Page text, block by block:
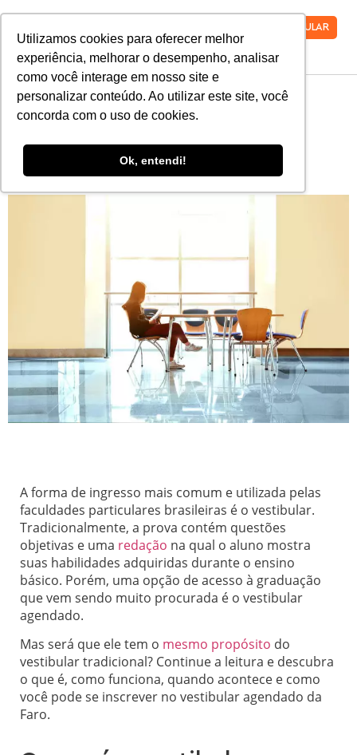
Utilizamos cookies para oferecer melhor
experiência, melhorar o desempenho, analisar
como você interage em nosso site e
personalizar conteúdo. Ao utilizar este site, você
concorda com o uso de cookies.
Ok, entendi!
VESTIBULAR
O que você precisa saber
sobre o vestibular
agendado
A forma de ingresso mais comum e utilizada pelas
faculdades particulares brasileiras é o vestibular.
Tradicionalmente, a prova contém questões
objetivas e uma redação na qual o aluno mostra
suas habilidades adquiridas durante o ensino
básico. Porém, uma opção de acesso à graduação
que vem sendo muito procurada é o vestibular
agendado.
Mas será que ele tem o mesmo propósito do
vestibular tradicional? Continue a leitura e descubra
o que é, como funciona, quando acontece e como
você pode se inscrever no vestibular agendado da
Faro.